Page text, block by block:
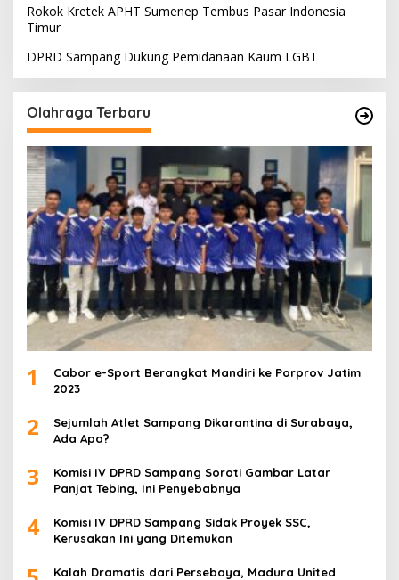
Rokok Kretek APHT Sumenep Tembus Pasar Indonesia
Timur
DPRD Sampang Dukung Pemidanaan Kaum LGBT
Olahraga Terbaru
1
Cabor e-Sport Berangkat Mandiri ke Porprov Jatim
2023
2
Sejumlah Atlet Sampang Dikarantina di Surabaya,
Ada Apa?
3
Komisi IV DPRD Sampang Soroti Gambar Latar
Panjat Tebing, Ini Penyebabnya
4
Komisi IV DPRD Sampang Sidak Proyek SSC,
Kerusakan Ini yang Ditemukan
Kalah Dramatis dari Persebaya, Madura United